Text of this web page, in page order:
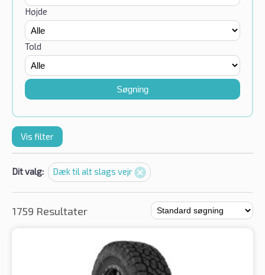
Højde
Told
Søgning
Vis filter
Dit valg: Dæk til alt slags vejr
1759 Resultater